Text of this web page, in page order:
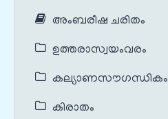
അംബരീഷ ചരിതം
ഉത്തരാസ്വയംവരം
കല്യാണസൗഗന്ധികം
കിരാതം